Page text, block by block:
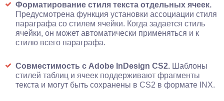
Форматирование стиля текста отдельных ячеек.
Предусмотрена функция установки ассоциации стиля
параграфа со стилем ячейки. Когда задается стиль
ячейки, он может автоматически применяться и к
стилю всего параграфа.
Совместимость с Adobe InDesign CS2. Шаблоны
стилей таблиц и ячеек поддерживают фрагменты
текста и могут быть сохранены в CS2 в формате INX.